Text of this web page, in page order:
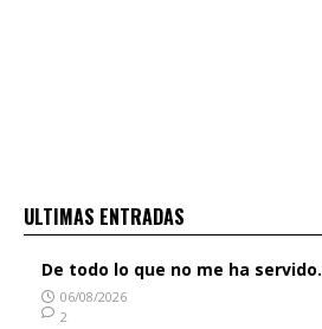
ULTIMAS ENTRADAS
De todo lo que no me ha servido.
06/08/2026
2